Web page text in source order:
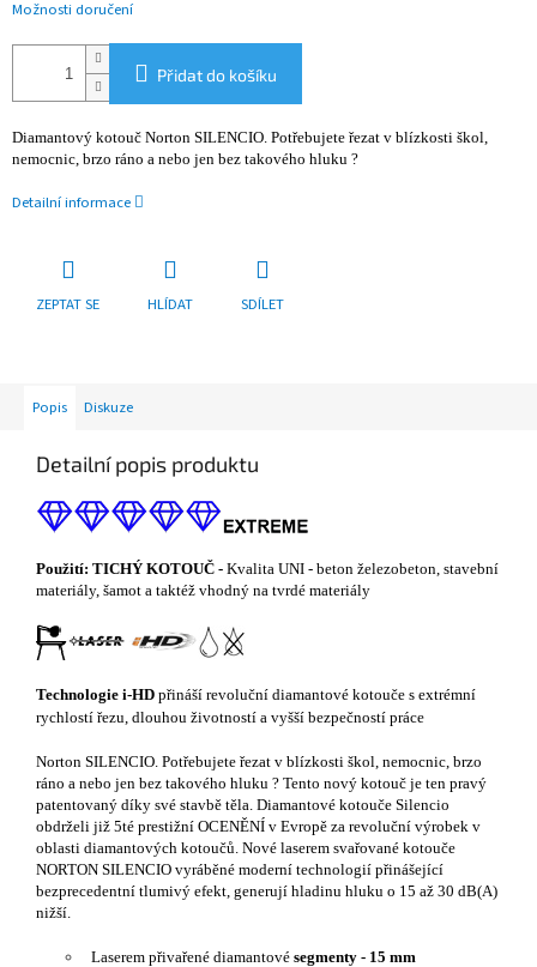
Možnosti doručení
Přidat do košíku
Diamantový kotouč Norton SILENCIO. Potřebujete řezat v blízkosti škol,
nemocnic, brzo ráno a nebo jen bez takového hluku ?
Detailní informace
ZEPTAT SE HLÍDAT SDÍLET
Popis Diskuze
Detailní popis produktu
Použití: TICHÝ KOTOUČ - Kvalita UNI - beton železobeton, stavební
materiály, šamot a taktéž vhodný na tvrdé materiály
Technologie i-HD přináší revoluční diamantové kotouče s extrémní
rychlostí řezu, dlouhou životností a vyšší bezpečností práce
Norton SILENCIO. Potřebujete řezat v blízkosti škol, nemocnic, brzo
ráno a nebo jen bez takového hluku ? Tento nový kotouč je ten pravý
patentovaný díky své stavbě těla. Diamantové kotouče Silencio
obdrželi již 5té prestižní OCENĚNÍ v Evropě za revoluční výrobek v
oblasti diamantových kotoučů. Nové laserem svařované kotouče
NORTON SILENCIO vyráběné moderní technologií přinášející
bezprecedentní tlumivý efekt, generují hladinu hluku o 15 až 30 dB(A)
nižší.
Laserem přivařené diamantové segmenty - 15 mm